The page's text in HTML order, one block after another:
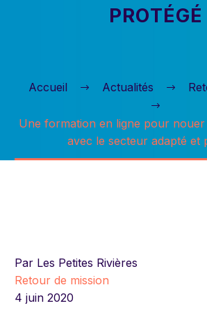
PROTÉGÉ
Accueil Actualités
Une formation en ligne pour nouer
avec le secteur adapté et
Par Les Petites Rivières
Retour de mission
4 juin 2020